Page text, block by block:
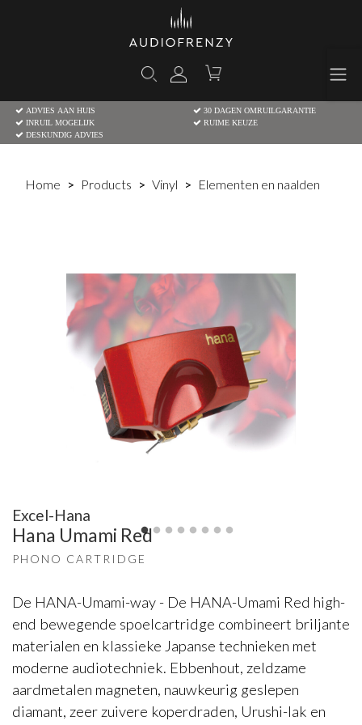
ADVIES AAN HUIS
30 DAGEN OMRUILGARANTIE
INRUIL MOGELIJK
RUIME KEUZE
DESKUNDIG ADVIES
Home Products Vinyl Elementen en naalden
Excel-Hana
Hana Umami Red
PHONO CARTRIDGE
De HANA-Umami-way - De HANA-Umami Red high-
end bewegende spoelcartridge combineert briljante
materialen en klassieke Japanse technieken met
moderne audiotechniek. Ebbenhout, zeldzame
aardmetalen magneten, nauwkeurig geslepen
diamant, zeer zuivere koperdraden, Urushi-lak en